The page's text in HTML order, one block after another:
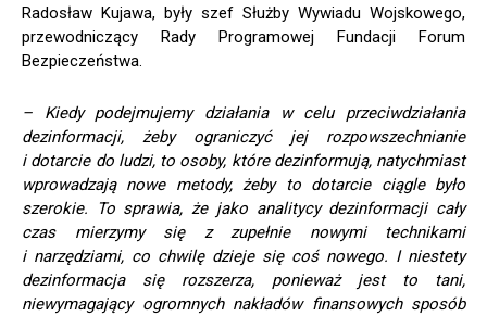
Radosław Kujawa, były szef Służby Wywiadu Wojskowego,
przewodniczący Rady Programowej Fundacji Forum
Bezpieczeństwa.
– Kiedy podejmujemy działania w celu przeciwdziałania
dezinformacji, żeby ograniczyć jej rozpowszechnianie
i dotarcie do ludzi, to osoby, które dezinformują, natychmiast
wprowadzają nowe metody, żeby to dotarcie ciągle było
szerokie. To sprawia, że jako analitycy dezinformacji cały
czas mierzymy się z zupełnie nowymi technikami
i narzędziami, co chwilę dzieje się coś nowego. I niestety
dezinformacja się rozszerza, ponieważ jest to tani,
niewymagający ogromnych nakładów finansowych sposób